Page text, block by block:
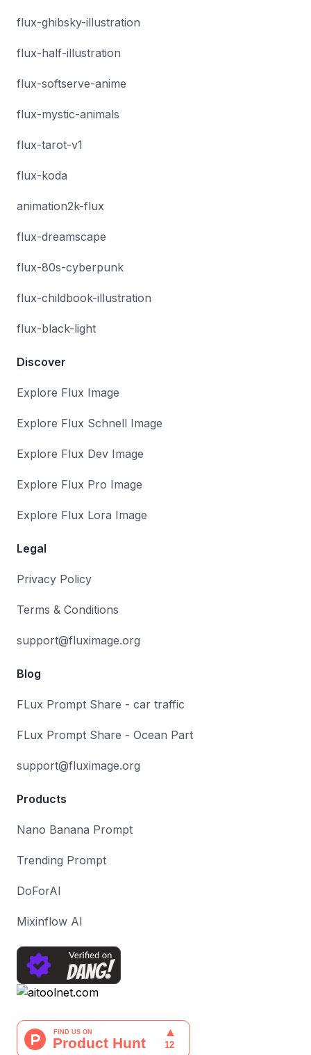
flux-ghibsky-illustration
flux-half-illustration
flux-softserve-anime
flux-mystic-animals
flux-tarot-v1
flux-koda
animation2k-flux
flux-dreamscape
flux-80s-cyberpunk
flux-childbook-illustration
flux-black-light
Discover
Explore Flux Image
Explore Flux Schnell Image
Explore Flux Dev Image
Explore Flux Pro Image
Explore Flux Lora Image
Legal
Privacy Policy
Terms & Conditions
support@fluximage.org
Blog
FLux Prompt Share - car traffic
FLux Prompt Share - Ocean Part
support@fluximage.org
Products
Nano Banana Prompt
Trending Prompt
DoForAI
Mixinflow AI